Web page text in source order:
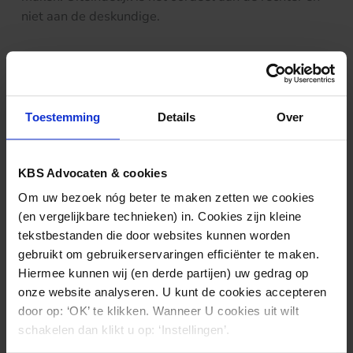
Toestemming Details Over
KBS Advocaten & cookies
Om uw bezoek nóg beter te maken zetten we cookies
(en vergelijkbare technieken) in. Cookies zijn kleine
tekstbestanden die door websites kunnen worden
gebruikt om gebruikerservaringen efficiënter te maken.
Hiermee kunnen wij (en derde partijen) uw gedrag op
onze website analyseren. U kunt de cookies accepteren
door op: ‘OK’ te klikken. Wanneer U cookies uit wilt
schakelen dan klikt u op: ‘Instellingen’.
niet aan de deskundige.
Ook interessant?